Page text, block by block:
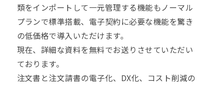
類をインポートして一元管理する機能もノーマル
プランで標準搭載、電子契約に必要な機能を驚き
の低価格で導入いただけます。
現在、詳細な資料を無料でお送りさせていただい
ております。
注文書と注文請書の電子化、DX化、コスト削減の